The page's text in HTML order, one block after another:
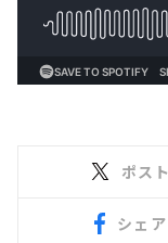
ポスト
シェア